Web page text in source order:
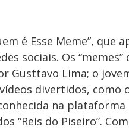
é Esse Meme”, que
sociais. Os “memes”
Gusttavo Lima; o
divertidos, como
na
“Reis do Piseiro”.